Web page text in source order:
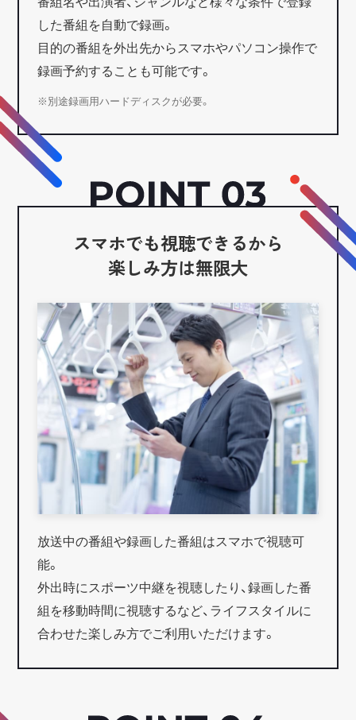
した番組を自動で録画。
目的の番組を外出先からスマホやパソコン操作で
録画予約することも可能です。
※別途録画用ハードディスクが必要。
スマホでも視聴できるから
楽しみ方は無限大
放送中の番組や録画した番組はスマホで視聴可
能。
外出時にスポーツ中継を視聴したり、録画した番
組を移動時間に視聴するなど、ライフスタイルに
合わせた楽しみ方でご利用いただけます。